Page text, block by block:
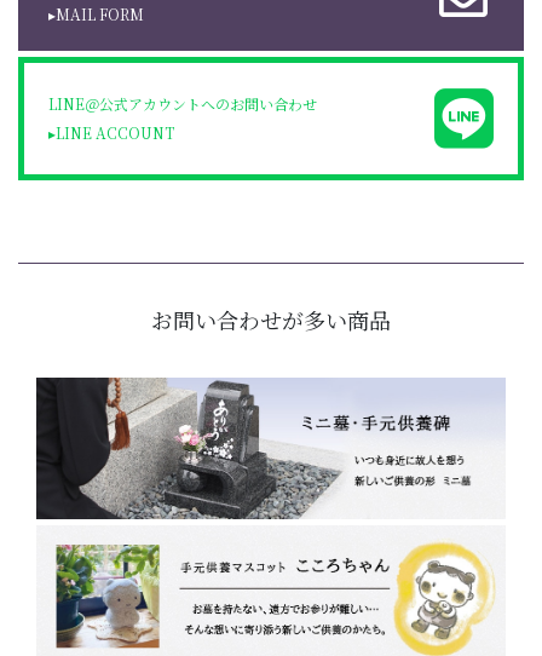
▸MAIL FORM
LINE＠公式アカウントへのお問い合わせ
▸LINE ACCOUNT
お問い合わせが多い商品